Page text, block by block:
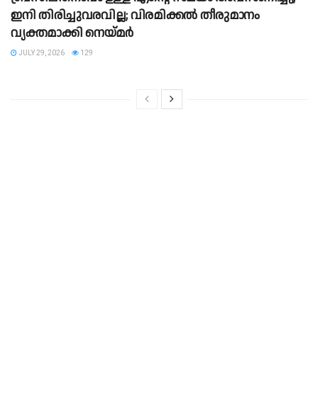
ഇനി തിരിച്ചുവരവില്ല; വിരമിക്കല്‍ തീരുമാനം
വ്യക്തമാക്കി നെയ്മർ
JULY 29, 2026 129